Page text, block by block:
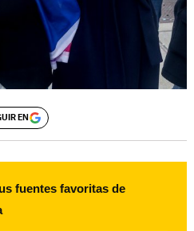
EN
fuentes favoritas de